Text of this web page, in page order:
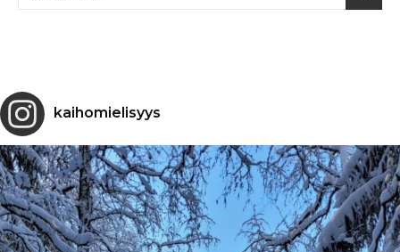
kaihomielisyys